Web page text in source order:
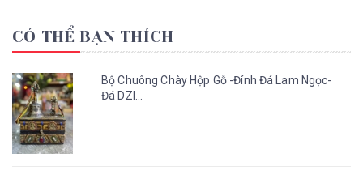
CÓ THỂ BẠN THÍCH
Bộ Chuông Chày Hộp Gỗ -Đính Đá Lam Ngọc-
Đá DZI...